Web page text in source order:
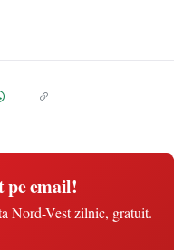
email!
Nord-Vest zilnic, gratuit.